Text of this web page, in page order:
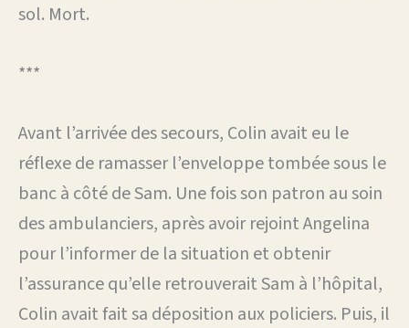
sol. Mort.
***
Avant l’arrivée des secours, Colin avait eu le
réflexe de ramasser l’enveloppe tombée sous le
banc à côté de Sam. Une fois son patron au soin
des ambulanciers, après avoir rejoint Angelina
pour l’informer de la situation et obtenir
l’assurance qu’elle retrouverait Sam à l’hôpital,
Colin avait fait sa déposition aux policiers. Puis, il